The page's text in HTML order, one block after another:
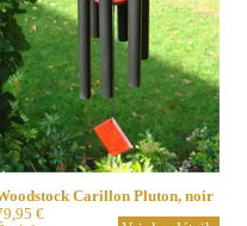
Carillon Pluton, noir
€